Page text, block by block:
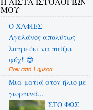
ΜΟΥ
Ο ΧΑΦΙΕΣ
Αγελάνος απολύτως
λατρεύει να παίζει
φέχ! 😍
Πριν από 1 ημέρα
Μια ματιά στον ήλιο με
γιορτινά...
ΣΤΟ ΦΩΣ